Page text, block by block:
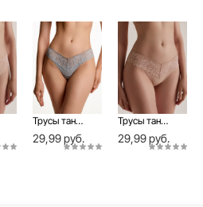
Трусы танга Melody
29,99 руб.
Трусы танга Melody
29,99 руб.